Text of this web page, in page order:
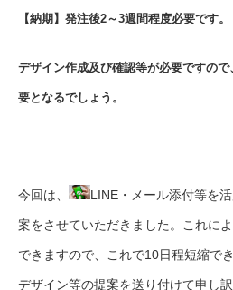
【納期】発注後2～3週間程度必要です。
デザイン作成及び確認等が必要ですの
要となるでしょう。
今回は、 LINE・メール添付等を
案をさせていただきました。これに
できますので、これで10日程短縮で
デザイン等の提案を送り付けて申し